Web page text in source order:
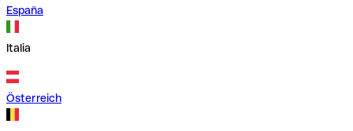
España
Italia
Österreich